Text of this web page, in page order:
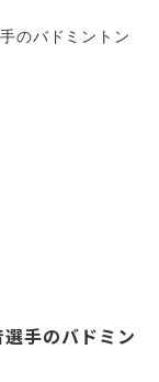
手のバドミン